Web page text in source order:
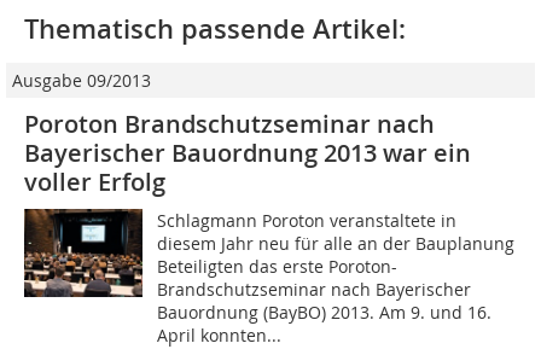
Thematisch passende Artikel:
Ausgabe 09/2013
Poroton Brandschutzseminar nach
Bayerischer Bauordnung 2013 war ein
voller Erfolg
Schlagmann Poroton veranstaltete in
diesem Jahr neu für alle an der Bauplanung
Beteiligten das erste Poroton-
Brandschutzseminar nach Bayerischer
Bauordnung (BayBO) 2013. Am 9. und 16.
April konnten...